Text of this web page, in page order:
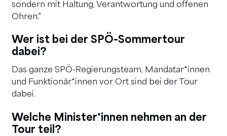
sondern mit Haltung, Verantwortung und offenen
Ohren.“
Wer ist bei der SPÖ-Sommertour
dabei?
Das ganze SPÖ-Regierungsteam, Mandatar*innen
und Funktionär*innen vor Ort sind bei der Tour
dabei.
Welche Minister*innen nehmen an der
Tour teil?